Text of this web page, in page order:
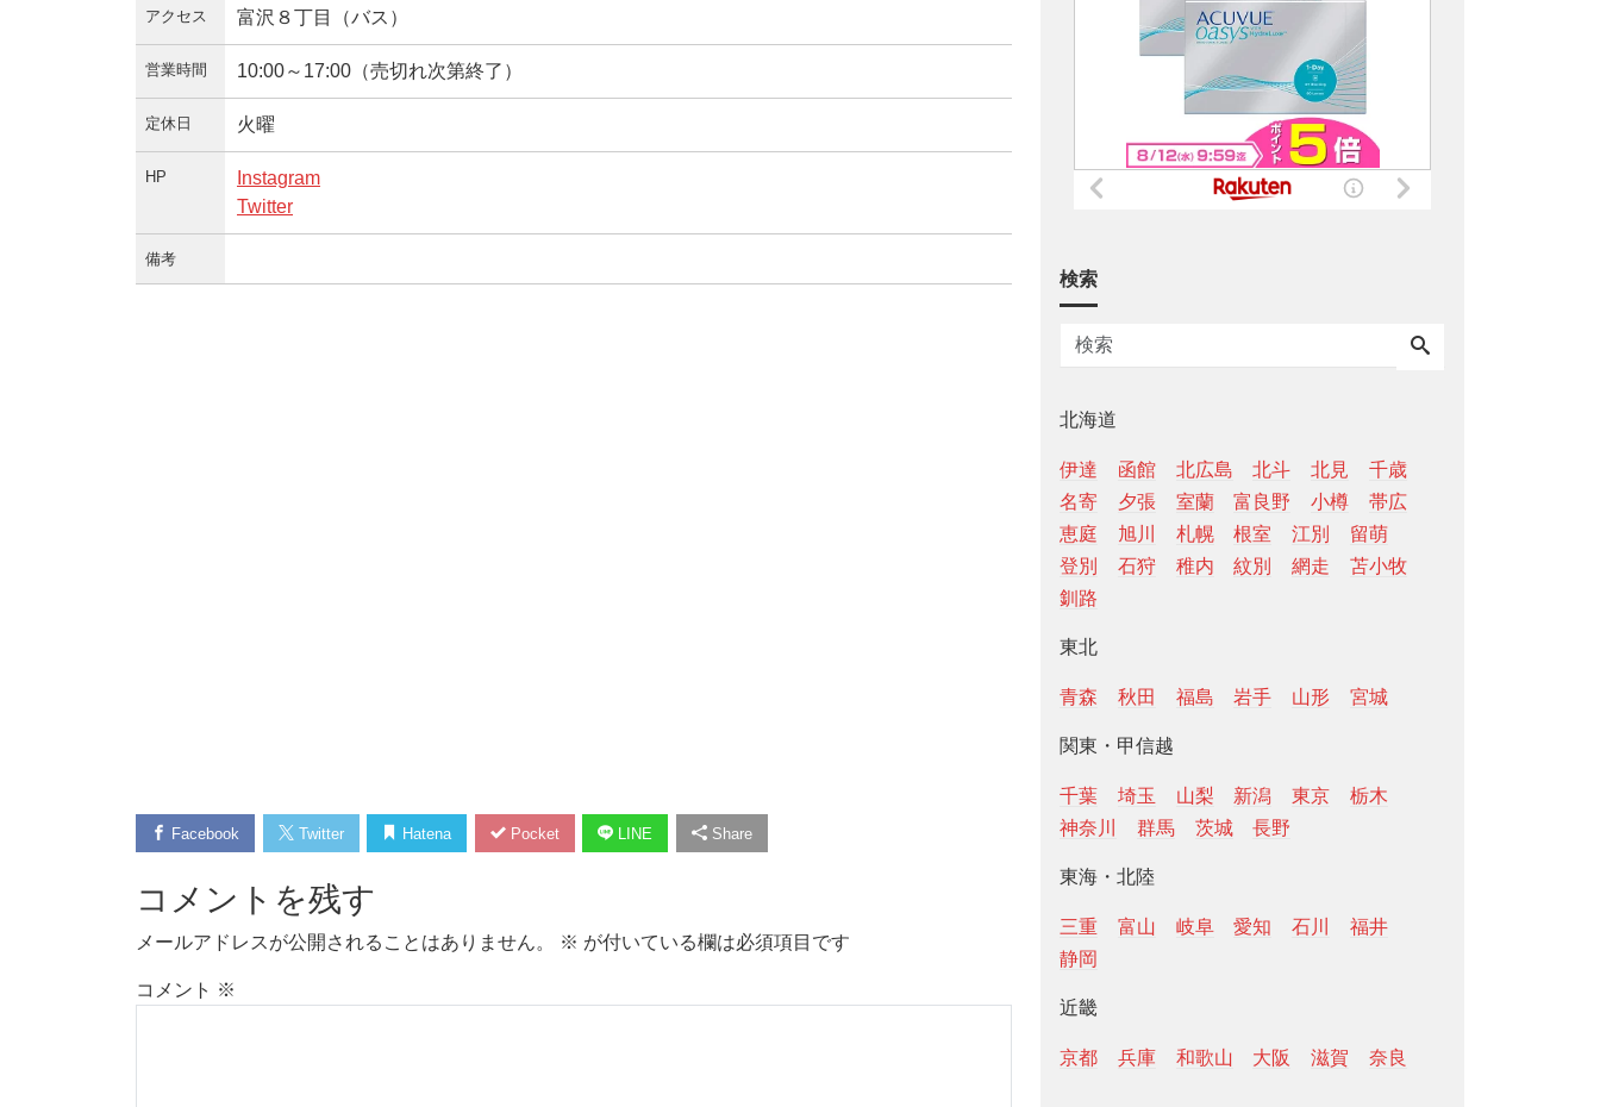
アクセス 富沢８丁目（バス）
営業時間 10:00～17:00（売切れ次第終了）
定休日 火曜
HP
Instagram
Twitter
備考
Facebook Twitter Hatena Pocket LINE Share
コメントを残す
メールアドレスが公開されることはありません。 ※ が付いている欄は必須項目です
コメント ※
検索
北海道
伊達 函館 北広島 北斗 北見
千歳
名寄
夕張 室蘭 富良野 小樽
帯広
恵庭
旭川 札幌 根室 江別
留萌
登別
石狩 稚内 紋別 網走
苫小牧
釧路
東北
青森 秋田 福島 岩手 山形 宮城
関東・甲信越
千葉 埼玉 山梨 新潟 東京
栃木
神奈川
群馬 茨城 長野
東海・北陸
三重 富山 岐阜 愛知 石川
福井
静岡
近畿
京都 兵庫 和歌山 大阪 滋賀 奈良